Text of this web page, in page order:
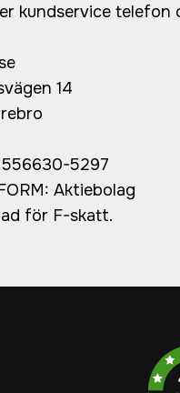
kundservice telefon
14
556630-5297
Aktiebolag
för F-skatt.